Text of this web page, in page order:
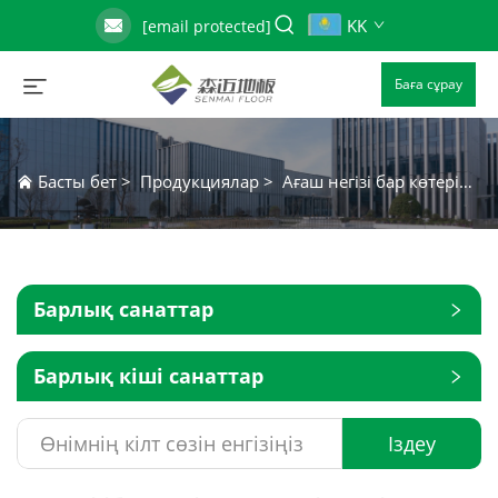
[email protected] KK
Баға сұрау
Басты бет > Продукциялар > Ағаш негізі бар көтерілген қол жеткізу едені
Барлық санаттар
Барлық кіші санаттар
Іздеу